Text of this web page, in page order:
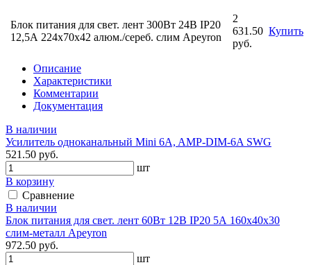
Блок питания для свет. лент 300Вт 24В IP20
12,5А 224х70х42 алюм./сереб. слим Apeyron
2
631.50
руб.
Купить
Описание
Характеристики
Комментарии
Документация
В наличии
Усилитель одноканальный Mini 6A, AMP-DIM-6A SWG
521.50 руб.
шт
В корзину
Сравнение
В наличии
Блок питания для свет. лент 60Вт 12В IP20 5А 160х40х30
слим-металл Apeyron
972.50 руб.
шт